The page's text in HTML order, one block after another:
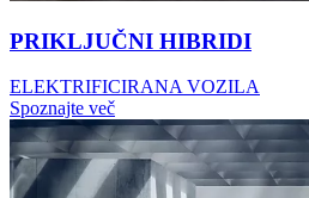
PRIKLJUČNI HIBRIDI
ELEKTRIFICIRANA VOZILA
Spoznajte več